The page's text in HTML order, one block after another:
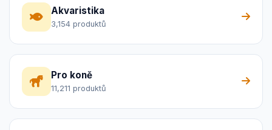
Akvaristika
3,154 produktů
Pro koně
11,211 produktů